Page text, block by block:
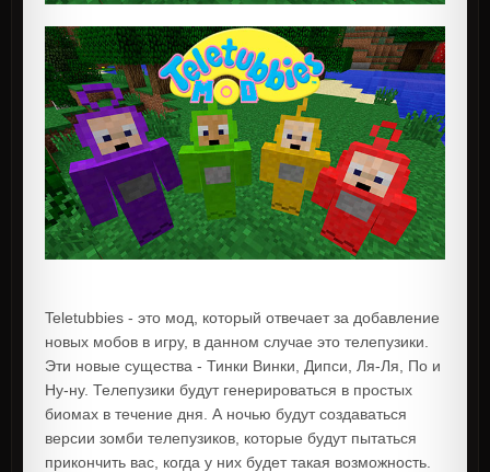
Teletubbies - это мод, который отвечает за добавление
новых мобов в игру, в данном случае это телепузики.
Эти новые существа - Тинки Винки, Дипси, Ля-Ля, По и
Ну-ну. Телепузики будут генерироваться в простых
биомах в течение дня. А ночью будут создаваться
версии зомби телепузиков, которые будут пытаться
прикончить вас, когда у них будет такая возможность.